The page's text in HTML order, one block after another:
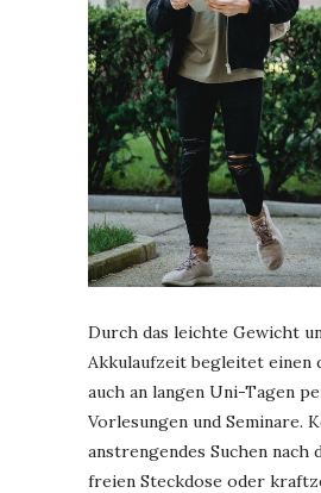
Durch das leichte Gewicht
Akkulaufzeit begleitet einen
auch an langen Uni-Tagen
Vorlesungen und Seminare.
anstrengendes Suchen nach
freien Steckdose oder